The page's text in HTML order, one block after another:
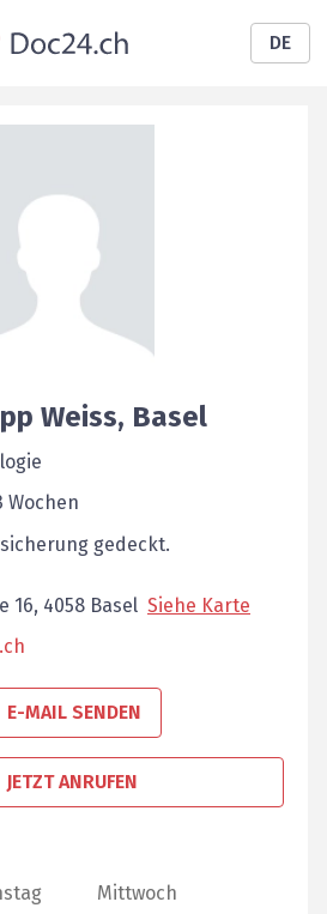
DE
Weiss, Basel
Wochen
gedeckt.
16, 4058 Basel Siehe Karte
E-MAIL SENDEN
JETZT ANRUFEN
Mittwoch